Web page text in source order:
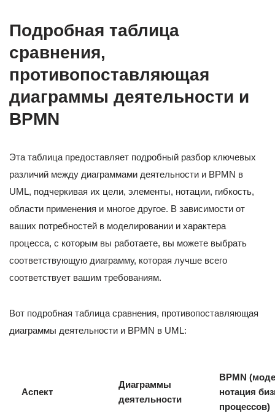
Подробная таблица
сравнения,
противопоставляющая
диаграммы деятельности и
BPMN
Эта таблица предоставляет подробный разбор ключевых
различий между диаграммами деятельности и BPMN в
UML, подчеркивая их цели, элементы, нотации, гибкость,
области применения и многое другое. В зависимости от
ваших потребностей в моделировании и характера
процесса, с которым вы работаете, вы можете выбрать
соответствующую диаграмму, которая лучше всего
соответствует вашим требованиям.
Вот подробная таблица сравнения, противопоставляющая
диаграммы деятельности и BPMN в UML:
Аспект
Диаграммы
деятельности
BPMN
нотация
процессов)